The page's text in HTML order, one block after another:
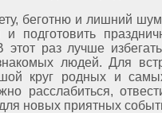
беготню и лишний
и подготовить
раз лучше
людей. Для
круг родных и
расслабиться,
новых приятных